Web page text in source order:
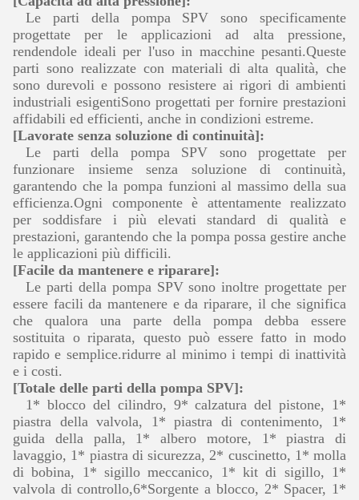
Le parti della pompa SPV sono specificamente
progettate per le applicazioni ad alta pressione,
rendendole ideali per l'uso in macchine pesanti.Queste
parti sono realizzate con materiali di alta qualità, che
sono durevoli e possono resistere ai rigori di ambienti
industriali esigentiSono progettati per fornire prestazioni
affidabili ed efficienti, anche in condizioni estreme.
[Lavorate senza soluzione di continuità]:
Le parti della pompa SPV sono progettate per
funzionare insieme senza soluzione di continuità,
garantendo che la pompa funzioni al massimo della sua
efficienza.Ogni componente è attentamente realizzato
per soddisfare i più elevati standard di qualità e
prestazioni, garantendo che la pompa possa gestire anche
le applicazioni più difficili.
[Facile da mantenere e riparare]:
Le parti della pompa SPV sono inoltre progettate per
essere facili da mantenere e da riparare, il che significa
che qualora una parte della pompa debba essere
sostituita o riparata, questo può essere fatto in modo
rapido e semplice.ridurre al minimo i tempi di inattività
e i costi.
[Totale delle parti della pompa SPV]:
1* blocco del cilindro, 9* calzatura del pistone, 1*
piastra della valvola, 1* piastra di contenimento, 1*
guida della palla, 1* albero motore, 1* piastra di
lavaggio, 1* piastra di sicurezza, 2* cuscinetto, 1* molla
di bobina, 1* sigillo meccanico, 1* kit di sigillo, 1*
valvola di controllo,6*Sorgente a blocco, 2* Spacer, 1*